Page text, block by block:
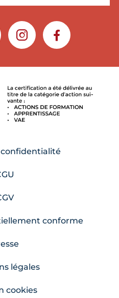
INSTAGRAMFACEBOOK
conforme
légales
cookies